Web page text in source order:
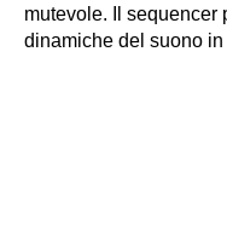
mutevole. Il sequencer
dinamiche del suono in